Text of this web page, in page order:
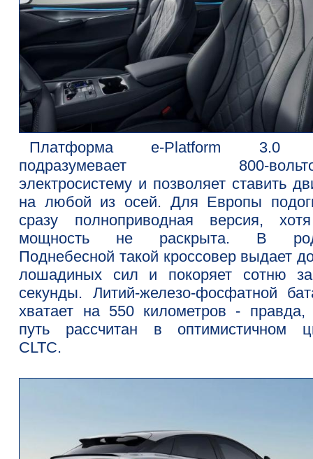
Платформа e-Platform 3.0
подразумевает 800-
электросистему и позволяет ставить
на любой из осей. Для Европы
сразу полноприводная версия,
мощность не раскрыта. В
Поднебесной такой кроссовер выдает
лошадиных сил и покоряет сотню
секунды. Литий-железо-фосфатной
хватает на 550 километров - правда,
путь рассчитан в оптимистичном
CLTC.